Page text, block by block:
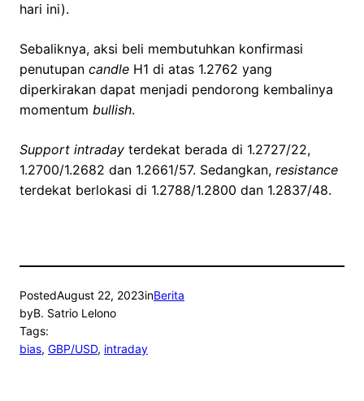
hari ini).
Sebaliknya, aksi beli membutuhkan konfirmasi
penutupan candle H1 di atas 1.2762 yang
diperkirakan dapat menjadi pendorong kembalinya
momentum bullish.
Support intraday terdekat berada di 1.2727/22,
1.2700/1.2682 dan 1.2661/57. Sedangkan, resistance
terdekat berlokasi di 1.2788/1.2800 dan 1.2837/48.
PostedAugust 22, 2023inBerita
byB. Satrio Lelono
Tags:
bias, GBP/USD, intraday